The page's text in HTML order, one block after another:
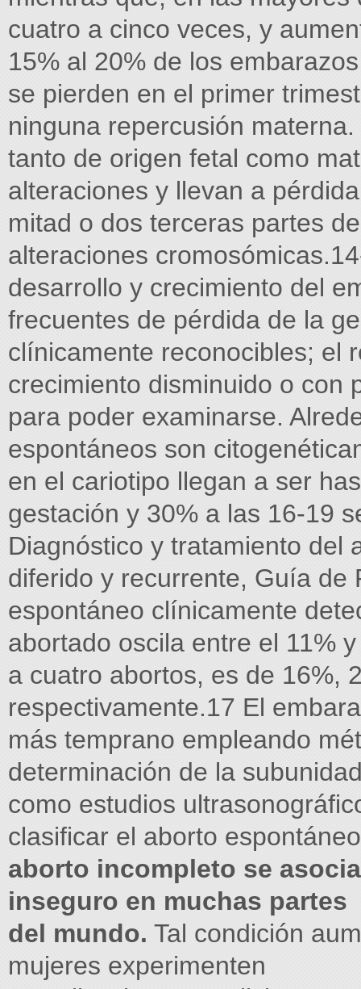
cuatro a cinco veces, y
15% al 20% de los
se pierden en el primer
ninguna repercusión
tanto de origen fetal como
alteraciones y llevan a
mitad o dos terceras partes
alteraciones
desarrollo y crecimiento del
frecuentes de pérdida de la
clínicamente reconocibles; el
crecimiento disminuido o con
para poder examinarse.
espontáneos son
en el cariotipo llegan a ser
gestación y 30% a las 16-19
Diagnóstico y tratamiento del
diferido y recurrente, Guía de
espontáneo clínicamente
abortado oscila entre el 11%
a cuatro abortos, es de 16%,
respectivamente.17 El
más temprano empleando
determinación de la
como estudios
clasificar el aborto
aborto incompleto se
inseguro en muchas partes
del mundo. Tal condición
mujeres experimenten